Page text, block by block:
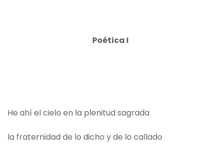
Poética I
He ahí el cielo en la plenitud sagrada
la fraternidad de lo dicho y de lo callado